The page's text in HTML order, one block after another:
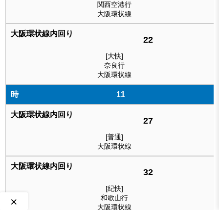
関西空港行
大阪環状線
22
[大快]
奈良行
大阪環状線
11
27
[普通]
大阪環状線
32
[紀快]
和歌山行
大阪環状線
×